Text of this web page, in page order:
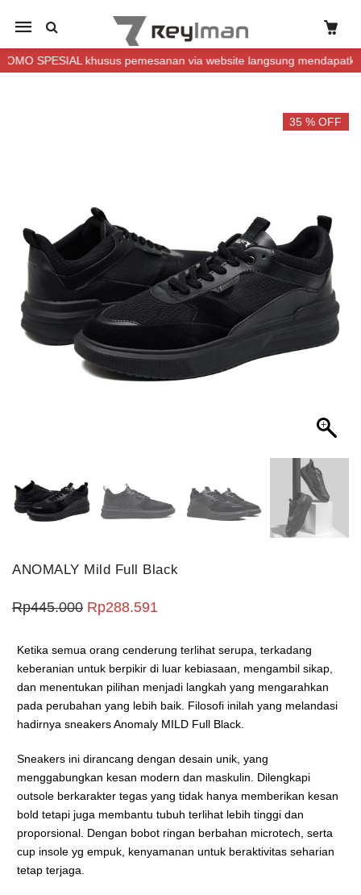
Mobile
navigation
SPESIAL khusus pemesanan via website langsung mendapatkan
35 % OFF
ANOMALY Mild Full Black
Rp445.000 Harga aslinya adalah: Rp445.000.
Rp288.591
Ketika semua orang cenderung terlihat serupa, terkadang
keberanian untuk berpikir di luar kebiasaan, mengambil sikap,
dan menentukan pilihan menjadi langkah yang mengarahkan
pada perubahan yang lebih baik. Filosofi inilah yang melandasi
hadirnya sneakers Anomaly MILD Full Black.
Sneakers ini dirancang dengan desain unik, yang
menggabungkan kesan modern dan maskulin. Dilengkapi
outsole berkarakter tegas yang tidak hanya memberikan kesan
bold tetapi juga membantu tubuh terlihat lebih tinggi dan
proporsional. Dengan bobot ringan berbahan microtech, serta
cup insole yg empuk, kenyamanan untuk beraktivitas seharian
tetap terjaga.